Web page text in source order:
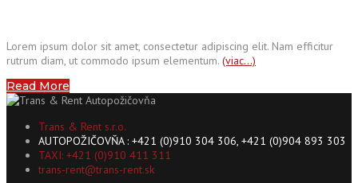
Lorem ipsum dolor sit amet, consectetur adipiscing elit. Nam efficitur
rutrum diam, ut commodo ipsum elementum. (viac…)
Read More
Trans & Rent s.r.o.
AUTOPOŽIČOVŇA : +421 (0)910 304 306, +421 (0)904 893 303
TAXI: +421 (0)910 411 311
trans-rent@trans-rent.sk